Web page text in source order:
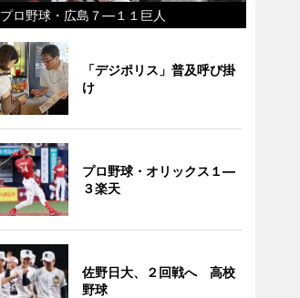
プロ野球・広島７―１１巨人
「デジポリス」普及呼び掛
け
プロ野球・オリックス１―
３楽天
佐野日大、２回戦へ 高校
野球